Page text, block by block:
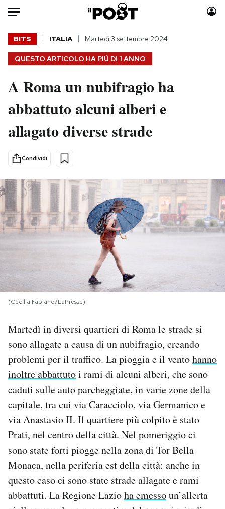
Auto
HOME
Italia
Politica
Tecnologia
Internet
Scienza
Economia
Sport
Moda
Consumismi
Storie/Idee
Altrecose
Mondiali calcio 2026
NEWSLETTER
SHOP
CALENDARIO
AREA PERSONALE
Area Personale
Newsletter
Regala il Post
Hai bisogno di aiuto?
Esci
QUESTO ARTICOLO HA PIÙ DI 1 ANNO
BITS ITALIA Martedì 3 settembre 2024
A Roma un nubifragio ha
abbattuto alcuni alberi e
allagato diverse strade
Condividi
(Cecilia Fabiano/LaPresse)
Martedì in diversi quartieri di Roma le strade si
sono allagate a causa di un nubifragio, creando
problemi per il traffico. La pioggia e il ventohanno
inoltre abbattutoi rami di alcuni alberi, che sono
caduti sulle auto parcheggiate, in varie zone della
capitale, tra cui via Caracciolo, via Germanico e
via Anastasio II. Il quartiere più colpito è stato
Prati, nel centro della città. Nel pomeriggio ci
sono state forti piogge nella zona di Tor Bella
Monaca, nella periferia est della città: anche in
questo caso ci sono state strade allagate e rami
abbattuti. La Regione Lazioha emessoun’allerta